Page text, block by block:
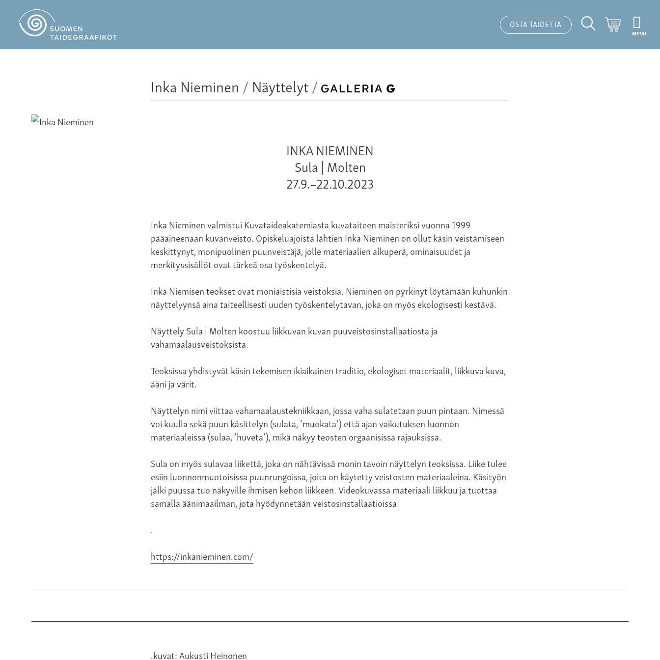
OSTA TAIDETTA
Hakutoiminto
Ostoskori
MENU
Inka Nieminen / Näyttelyt/
INKA NIEMINEN
Sula | Molten
27.9.–22.10.2023
Inka Nieminen valmistui Kuvataideakatemiasta kuvataiteen maisteriksi vuonna 1999
pääaineenaan kuvanveisto. Opiskeluajoista lähtien Inka Nieminen on ollut käsin veistämiseen
keskittynyt, monipuolinen puunveistäjä, jolle materiaalien alkuperä, ominaisuudet ja
merkityssisällöt ovat tärkeä osa työskentelyä.
Inka Niemisen teokset ovat moniaistisia veistoksia. Nieminen on pyrkinyt löytämään kuhunkin
näyttelyynsä aina taiteellisesti uuden työskentelytavan, joka on myös ekologisesti kestävä.
Näyttely Sula | Molten koostuu liikkuvan kuvan puuveistosinstallaatiosta ja
vahamaalausveistoksista.
Teoksissa yhdistyvät käsin tekemisen ikiaikainen traditio, ekologiset materiaalit, liikkuva kuva,
ääni ja värit.
Näyttelyn nimi viittaa vahamaalaustekniikkaan, jossa vaha sulatetaan puun pintaan. Nimessä
voi kuulla sekä puun käsittelyn (sulata, ’muokata’) että ajan vaikutuksen luonnon
materiaaleissa (sulaa, ’huveta’), mikä näkyy teosten orgaanisissa rajauksissa.
Sula on myös sulavaa liikettä, joka on nähtävissä monin tavoin näyttelyn teoksissa. Liike tulee
esiin luonnonmuotoisissa puunrungoissa, joita on käytetty veistosten materiaaleina. Käsityön
jälki puussa tuo näkyville ihmisen kehon liikkeen. Videokuvassa materiaali liikkuu ja tuottaa
samalla äänimaailman, jota hyödynnetään veistosinstallaatioissa.
.
https://inkanieminen.com/
.kuvat: Aukusti Heinonen